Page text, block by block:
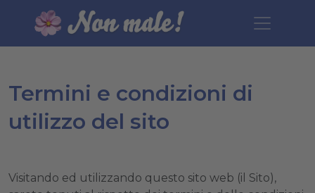
Termini e condizioni di
utilizzo del sito
Visitando ed utilizzando questo sito web (il Sito),